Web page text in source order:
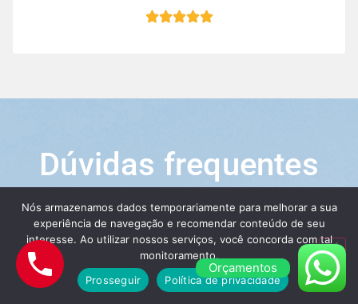
Dúvidas frequentes
Veja algumas das maiores dúvidas dos nossos
clientes ao contratar os nossos serviços de
Orçamentos
Nós armazenamos dados temporariamente para melhorar a sua
experiência de navegação e recomendar conteúdo de seu
interesse. Ao utilizar nossos serviços, você concorda com tal
monitoramento.
Prosseguir
Política de privacidade